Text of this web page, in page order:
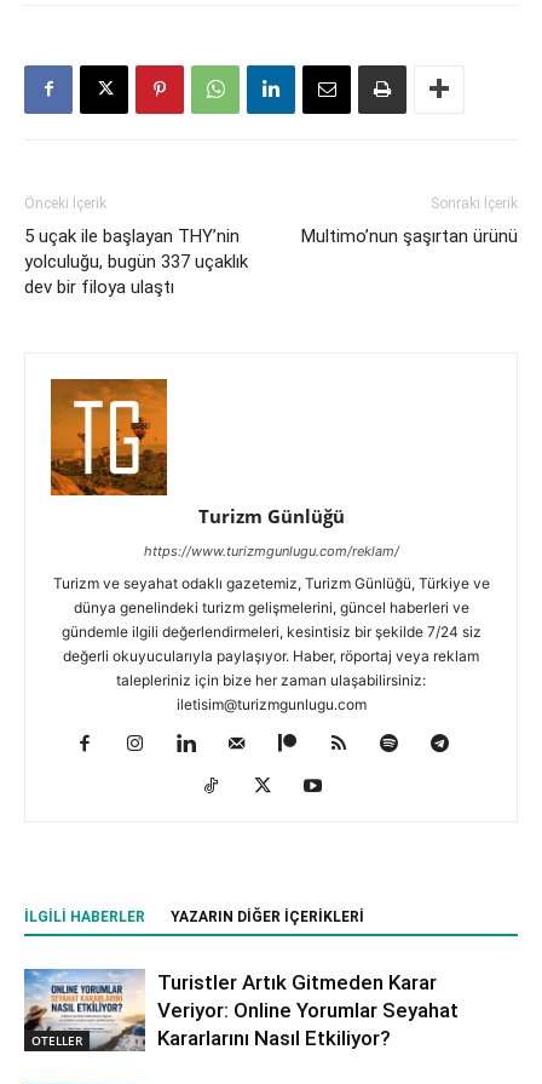
Önceki İçerik
5 uçak ile başlayan THY’nin
yolculuğu, bugün 337 uçaklık
dev bir filoya ulaştı
Sonraki İçerik
Multimo’nun şaşırtan ürünü
Turizm Günlüğü
https://www.turizmgunlugu.com/reklam/
Turizm ve seyahat odaklı gazetemiz, Turizm Günlüğü, Türkiye ve
dünya genelindeki turizm gelişmelerini, güncel haberleri ve
gündemle ilgili değerlendirmeleri, kesintisiz bir şekilde 7/24 siz
değerli okuyucularıyla paylaşıyor. Haber, röportaj veya reklam
talepleriniz için bize her zaman ulaşabilirsiniz:
iletisim@turizmgunlugu.com
İLGILI HABERLER YAZARIN DIĞER İÇERIKLERI
OTELLER
Turistler Artık Gitmeden Karar
Veriyor: Online Yorumlar Seyahat
Kararlarını Nasıl Etkiliyor?